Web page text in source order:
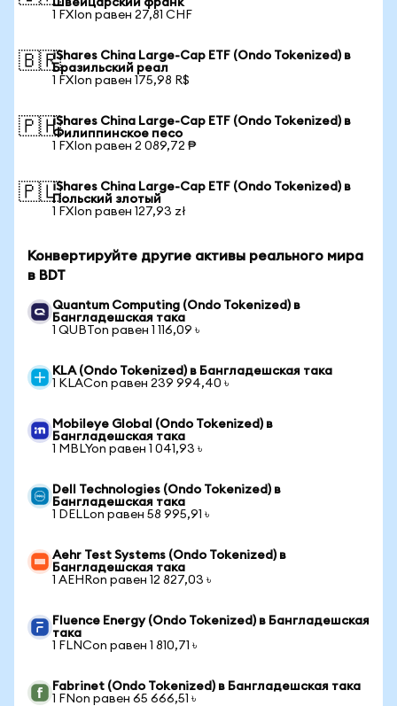
Швейцарский франк
1 FXIon равен 27,81 CHF
🇧🇷iShares China Large-Cap ETF (Ondo Tokenized) в
Бразильский реал
1 FXIon равен 175,98 R$
🇵🇭iShares China Large-Cap ETF (Ondo Tokenized) в
Филиппинское песо
1 FXIon равен 2 089,72 ₱
🇵🇱iShares China Large-Cap ETF (Ondo Tokenized) в
Польский злотый
1 FXIon равен 127,93 zł
Конвертируйте другие активы реального мира
в BDT
Quantum Computing (Ondo Tokenized) в
Бангладешская така
1 QUBTon равен 1 116,09 ৳
KLA (Ondo Tokenized) в Бангладешская така
1 KLACon равен 239 994,40 ৳
Mobileye Global (Ondo Tokenized) в
Бангладешская така
1 MBLYon равен 1 041,93 ৳
Dell Technologies (Ondo Tokenized) в
Бангладешская така
1 DELLon равен 58 995,91 ৳
Aehr Test Systems (Ondo Tokenized) в
Бангладешская така
1 AEHRon равен 12 827,03 ৳
Fluence Energy (Ondo Tokenized) в Бангладешская
така
1 FLNCon равен 1 810,71 ৳
Fabrinet (Ondo Tokenized) в Бангладешская така
1 FNon равен 65 666,51 ৳